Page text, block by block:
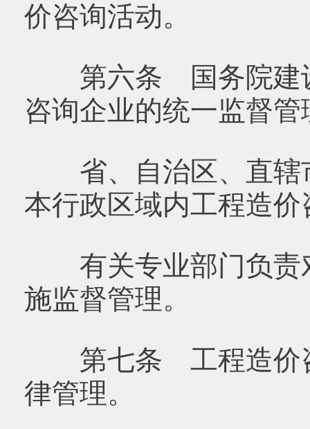
价咨询活动。
第六条 国务院建设
咨询企业的统一监督管
省、自治区、直辖
本行政区域内工程造
有关专业部门负责
施监督管理。
第七条 工程造价咨
律管理。